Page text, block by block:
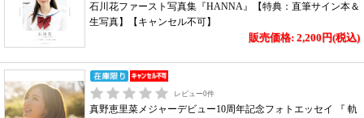
石川花ファースト写真集『HANNA』【特典：直筆サイン本＆
生写真】【キャンセル不可】
販売価格: 2,200円(税込)
レビュー0件
真野恵里菜メジャーデビュー10周年記念フォトエッセイ 『 軌